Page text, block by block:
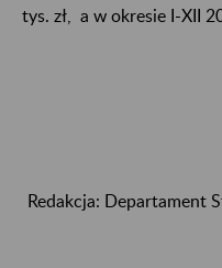
tys. zł, a w okresie I-
Redakcja: Departament